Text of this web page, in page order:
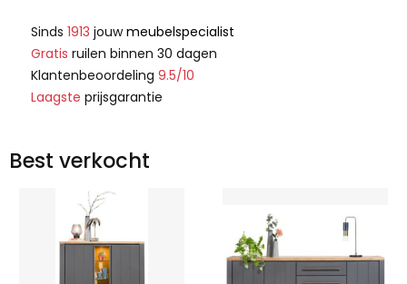
Sinds 1913 jouwmeubelspecialist
Gratis ruilen binnen 30 dagen
Klantenbeoordeling 9.5/10
Laagste prijsgarantie
Best verkocht